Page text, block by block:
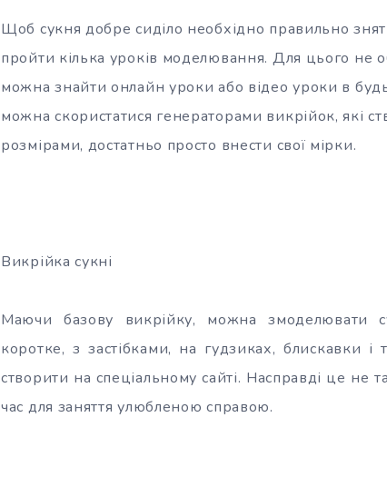
Щоб сукня добре сиділо необхідно правильно
пройти кілька уроків моделювання. Для цього не
можна знайти онлайн уроки або відео уроки в
можна скористатися генераторами викрійок, які
розмірами, достатньо просто внести свої мірки.
Викрійка сукні
Маючи базову викрійку, можна змоделювати
коротке, з застібками, на гудзиках, блискавки
створити на спеціальному сайті. Насправді це не
час для заняття улюбленою справою.